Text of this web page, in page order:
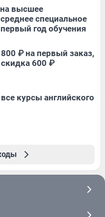
высшее
специальное
год обучения
₽ на первый заказ,
600 ₽
курсы английского